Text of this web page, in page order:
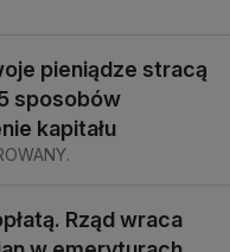
pieniądze stracą
sposobów
kapitału
Rząd wraca